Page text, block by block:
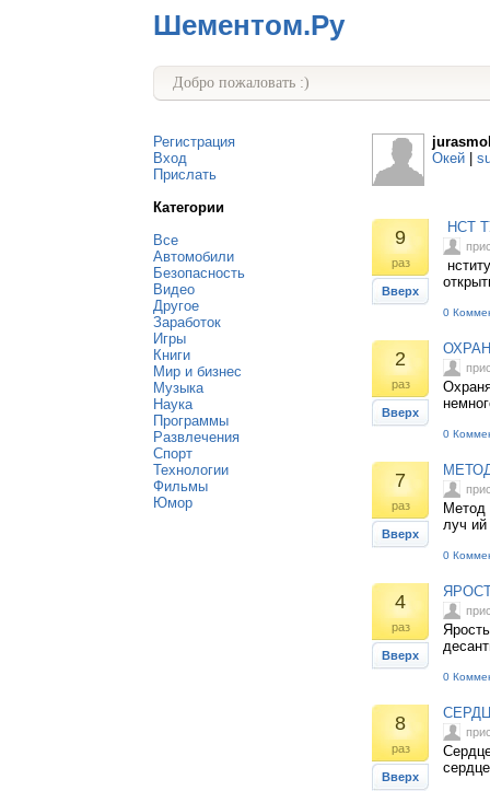
Шементом.Ру
Добро пожаловать :)
Регистрация
Вход
Прислать
Категории
Все
Автомобили
Безопасность
Видео
Другое
Заработок
Игры
Книги
Мир и бизнес
Музыка
Наука
Программы
Развлечения
Спорт
Технологии
Фильмы
Юмор
Окей
9
раз
Вверх
НСТ
0
2
раз
Вверх
0
7
раз
Вверх
Метод
луч
0
4
раз
Вверх
0
8
раз
Вверх